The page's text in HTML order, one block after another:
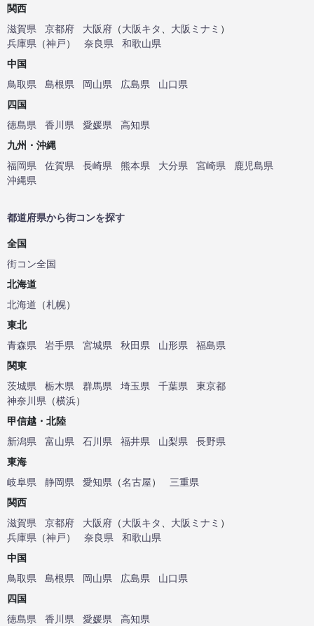
関西
滋賀県
京都府 大阪府 （大阪キタ 大阪ミナミ ）
兵庫県 （神戸） 奈良県
和歌山県
中国
鳥取県
島根県 岡山県 広島県
山口県
四国
徳島県
香川県 愛媛県
高知県
九州・沖縄
福岡県
佐賀県 長崎県 熊本県 大分県 宮崎県
鹿児島県
沖縄県
都道府県から街コンを探す
全国
街コン全国
北海道
北海道 （札幌）
東北
青森県
岩手県 宮城県 秋田県 山形県
福島県
関東
茨城県
栃木県 群馬県 埼玉県 千葉県
東京都
神奈川県 （横浜）
甲信越・北陸
新潟県
富山県 石川県 福井県 山梨県
長野県
東海
岐阜県
静岡県 愛知県 （名古屋）
三重県
関西
滋賀県
京都府 大阪府 （大阪キタ 大阪ミナミ ）
兵庫県 （神戸） 奈良県
和歌山県
中国
鳥取県
島根県 岡山県 広島県
山口県
四国
徳島県
香川県 愛媛県
高知県